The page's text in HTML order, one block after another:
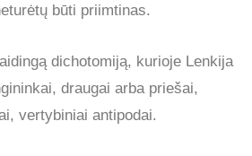
būti priimtinas.
dichotomiją, kurioje Lenkija
draugai arba priešai,
vertybiniai antipodai.